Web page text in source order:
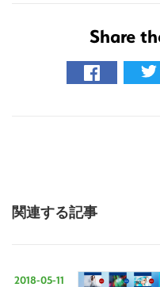
Share
関連する記事
2018-05-11